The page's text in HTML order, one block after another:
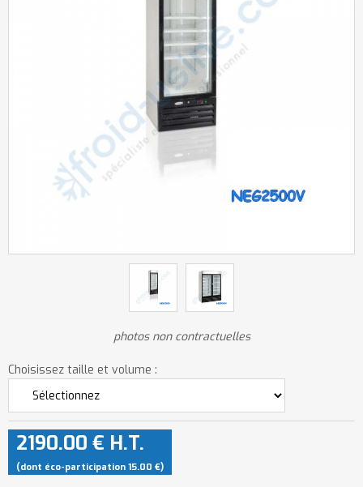
photos non contractuelles
Choisissez taille et volume :
2190.00 € H.T.
(dont éco-participation 15.00 €)